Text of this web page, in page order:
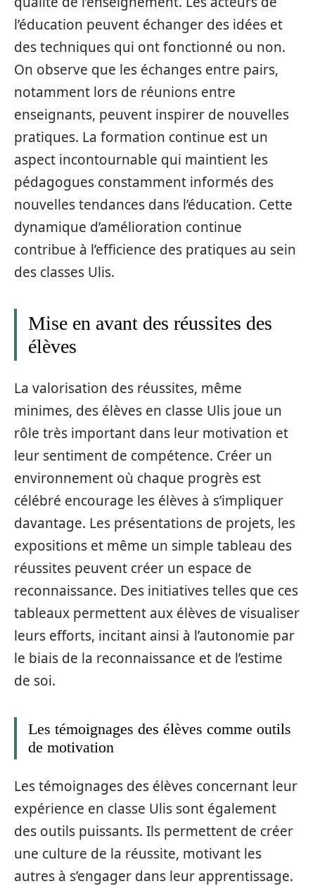
l’éducation peuvent échanger des idées et
des techniques qui ont fonctionné ou non.
On observe que les échanges entre pairs,
notamment lors de réunions entre
enseignants, peuvent inspirer de nouvelles
pratiques. La formation continue est un
aspect incontournable qui maintient les
pédagogues constamment informés des
nouvelles tendances dans l’éducation. Cette
dynamique d’amélioration continue
contribue à l’efficience des pratiques au sein
des classes Ulis.
Mise en avant des réussites des
élèves
La valorisation des réussites, même
minimes, des élèves en classe Ulis joue un
rôle très important dans leur motivation et
leur sentiment de compétence. Créer un
environnement où chaque progrès est
célébré encourage les élèves à s’impliquer
davantage. Les présentations de projets, les
expositions et même un simple tableau des
réussites peuvent créer un espace de
reconnaissance. Des initiatives telles que ces
tableaux permettent aux élèves de visualiser
leurs efforts, incitant ainsi à l’autonomie par
le biais de la reconnaissance et de l’estime
de soi.
Les témoignages des élèves comme outils
de motivation
Les témoignages des élèves concernant leur
expérience en classe Ulis sont également
des outils puissants. Ils permettent de créer
une culture de la réussite, motivant les
autres à s’engager dans leur apprentissage.